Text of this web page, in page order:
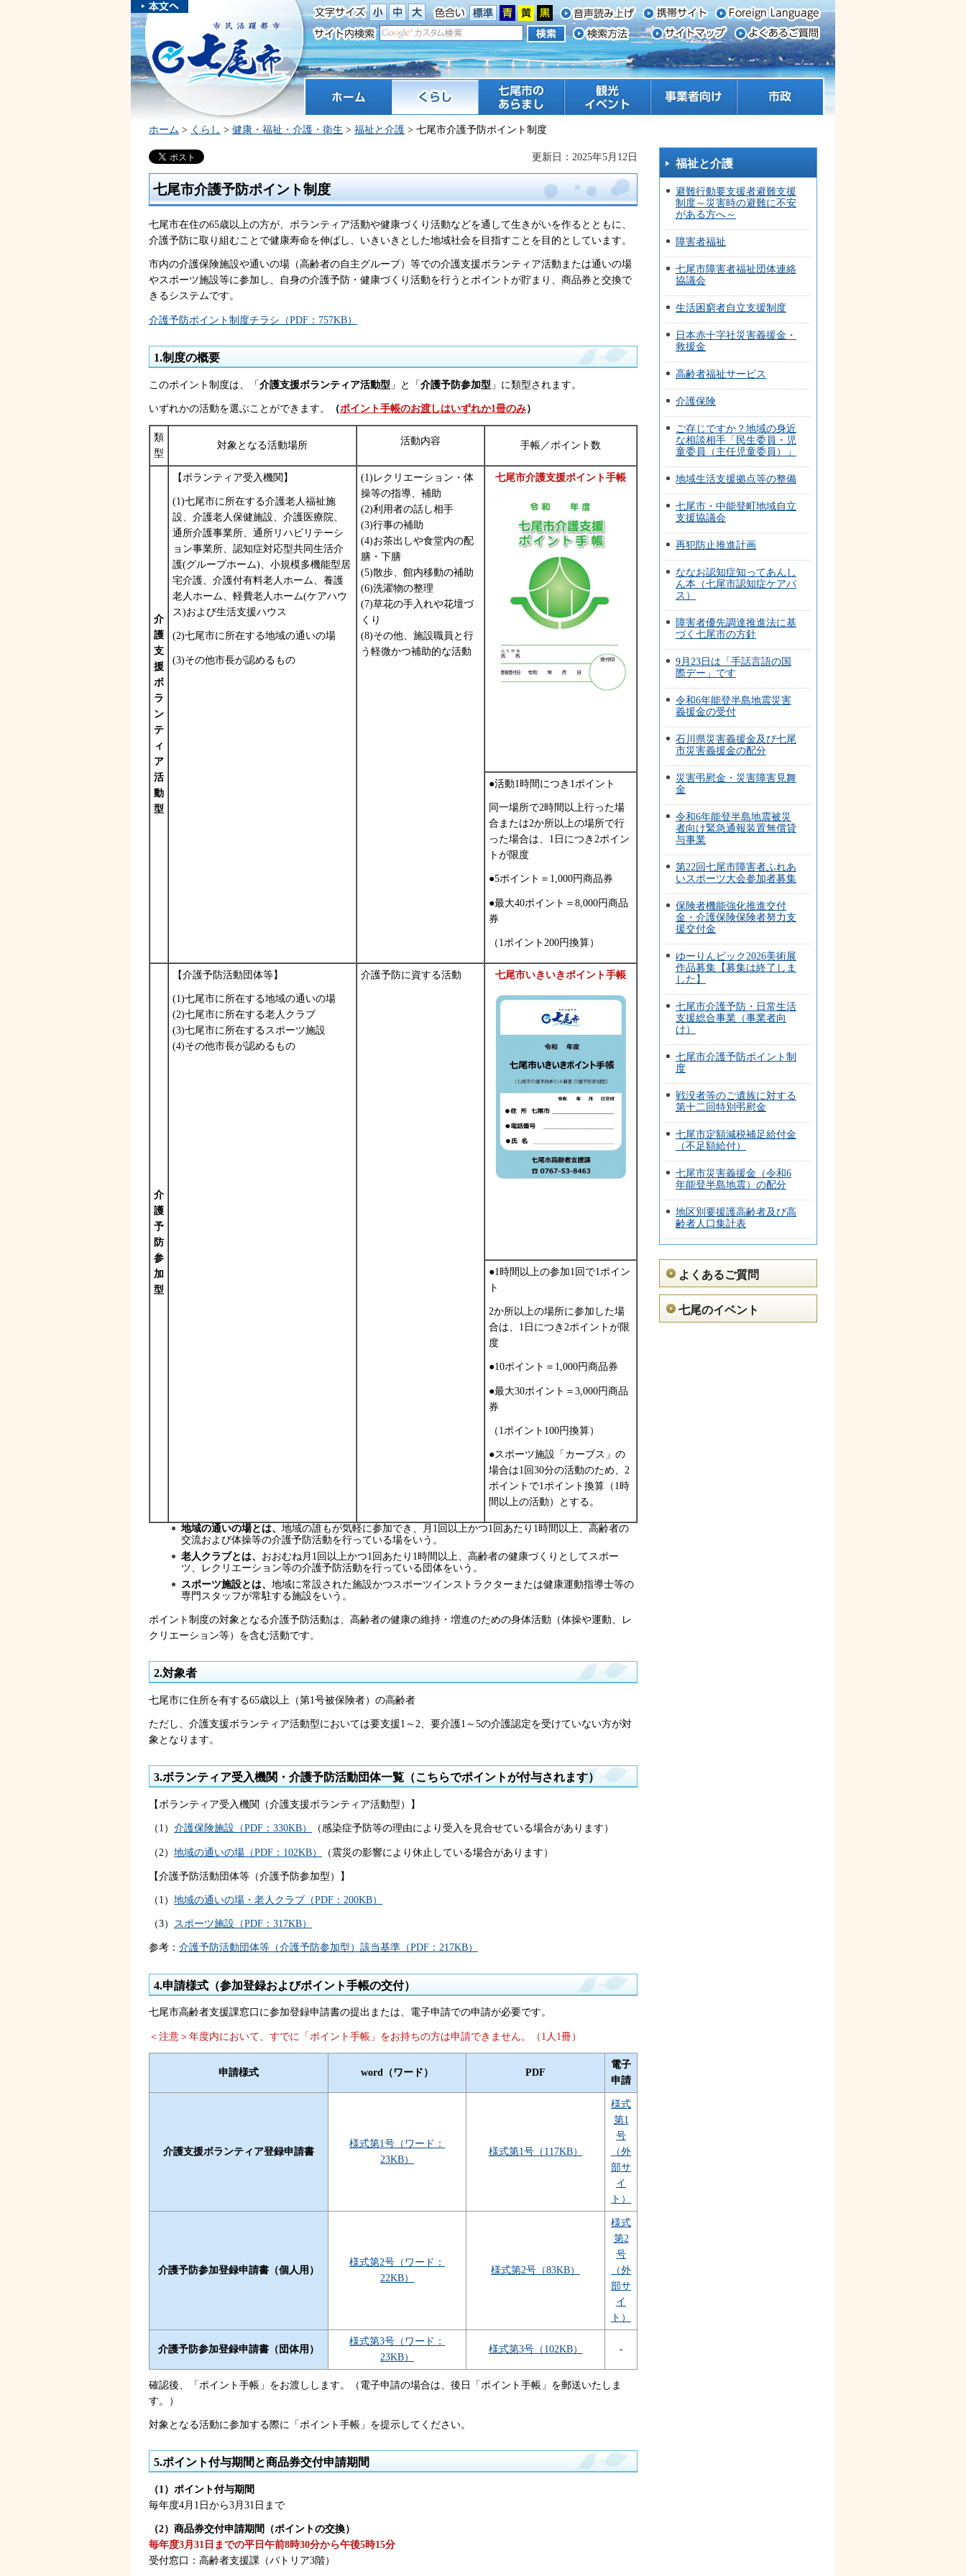
本文へスキ
ップしま
す。
市民活躍都市 七尾市
くらし 七尾市のあらまし 観光 イベント
ホーム > くらし > 健康・福祉・介護・衛生 > 福祉と介護 > 七尾市介護予防ポイント制度
更新日：2025年5月12日
七尾市介護予防ポイント制度
七尾市在住の65歳以上の方が、ボランティア活動や健康づくり活動などを通して生きがいを作るとともに、
介護予防に取り組むことで健康寿命を伸ばし、いきいきとした地域社会を目指すことを目的としています。
市内の介護保険施設や通いの場（高齢者の自主グループ）等での介護支援ボランティア活動または通いの場
やスポーツ施設等に参加し、自身の介護予防・健康づくり活動を行うとポイントが貯まり、商品券と交換で
きるシステムです。
介護予防ポイント制度チラシ（PDF：757KB）
1.制度の概要
このポイント制度は、「介護支援ボランティア活動型 」と「介護予防参加型 」に類型されます。
いずれかの活動を選ぶことができます。 （ポイント手帳のお渡しはいずれか1冊のみ）
類
型
対象となる活動場所 活動内容 手帳／ポイント数
介
護
支
援
ボ
ラ
ン
テ
ィ
ア
活
動
型
【ボランティア受入機関】
(1)七尾市に所在する介護老人福祉施
設、介護老人保健施設、介護医療院、
通所介護事業所、通所リハビリテーシ
ョン事業所、認知症対応型共同生活介
護(グループホーム)、小規模多機能型居
宅介護、介護付有料老人ホーム、養護
老人ホーム、軽費老人ホーム(ケアハウ
ス)および生活支援ハウス
(2)七尾市に所在する地域の通いの場
(3)その他市長が認めるもの
(1)レクリエーション・体
操等の指導、補助
(2)利用者の話し相手
(3)行事の補助
(4)お茶出しや食堂内の配
膳・下膳
(5)散歩、館内移動の補助
(6)洗濯物の整理
(7)草花の手入れや花壇づ
くり
(8)その他、施設職員と行
う軽微かつ補助的な活動
七尾市介護支援ポイント手帳
●活動1時間につき1ポイント
同一場所で2時間以上行った場
合または2か所以上の場所で行
った場合は、1日につき2ポイン
トが限度
●5ポイント＝1,000円商品券
●最大40ポイント＝8,000円商品
券
（1ポイント200円換算）
介
護
予
防
参
加
型
【介護予防活動団体等】
(1)七尾市に所在する地域の通いの場
(2)七尾市に所在する老人クラブ
(3)七尾市に所在するスポーツ施設
(4)その他市長が認めるもの
介護予防に資する活動 七尾市いきいきポイント手帳
●1時間以上の参加1回で1ポイン
ト
2か所以上の場所に参加した場
合は、1日につき2ポイントが限
度
●10ポイント＝1,000円商品券
●最大30ポイント＝3,000円商品
券
（1ポイント100円換算）
●スポーツ施設「カーブス」の
場合は1回30分の活動のため、2
ポイントで1ポイント換算（1時
間以上の活動）とする。
地域の通いの場とは、 地域の誰もが気軽に参加でき、月1回以上かつ1回あたり1時間以上、高齢者の
交流および体操等の介護予防活動を行っている場をいう。
老人クラブとは、 おおむね月1回以上かつ1回あたり1時間以上、高齢者の健康づくりとしてスポー
ツ、レクリエーション等の介護予防活動を行っている団体をいう。
スポーツ施設とは、 地域に常設された施設かつスポーツインストラクターまたは健康運動指導士等の
専門スタッフが常駐する施設をいう。
ポイント制度の対象となる介護予防活動は、高齢者の健康の維持・増進のための身体活動（体操や運動、レ
クリエーション等）を含む活動です。
2.対象者
七尾市に住所を有する65歳以上（第1号被保険者）の高齢者
ただし、介護支援ボランティア活動型においては要支援1～2、要介護1～5の介護認定を受けていない方が対
象となります。
3.ボランティア受入機関・介護予防活動団体一覧（こちらでポイントが付与されます）
【ボランティア受入機関（介護支援ボランティア活動型）】
（1） 介護保険施設（PDF：330KB） （感染症予防等の理由により受入を見合せている場合があります）
（2） 地域の通いの場（PDF：102KB） （震災の影響により休止している場合があります）
【介護予防活動団体等（介護予防参加型）】
（1） 地域の通いの場・老人クラブ（PDF：200KB）
（3） スポーツ施設（PDF：317KB）
参考： 介護予防活動団体等（介護予防参加型）該当基準（PDF：217KB）
4.申請様式（参加登録およびポイント手帳の交付）
七尾市高齢者支援課窓口に参加登録申請書の提出または、電子申請での申請が必要です。
＜注意＞年度内において、すでに「ポイント手帳」をお持ちの方は申請できません。（1人1冊）
申請様式 word（ワード） PDF
電子
申請
介護支援ボランティア登録申請書
様式第1号（ワード：
23KB）
様式第1号（117KB）
様式
第1
号
（外
部サ
イ
ト）
介護予防参加登録申請書（個人用）
様式第2号（ワード：
22KB）
様式第2号（83KB）
様式
第2
号
（外
部サ
イ
ト）
介護予防参加登録申請書（団体用）
様式第3号（ワード：
23KB）
様式第3号（102KB） -
確認後、「ポイント手帳」をお渡しします。（電子申請の場合は、後日「ポイント手帳」を郵送いたしま
す。）
対象となる活動に参加する際に「ポイント手帳」を提示してください。
5.ポイント付与期間と商品券交付申請期間
（1）ポイント付与期間
毎年度4月1日から3月31日まで
（2）商品券交付申請期間（ポイントの交換）
毎年度3月31日までの平日午前8時30分から午後5時15分
受付窓口：高齢者支援課（パトリア3階）
福祉と介護
避難行動要支援者避難支援
制度～災害時の避難に不安
がある方へ～
障害者福祉
七尾市障害者福祉団体連絡
協議会
生活困窮者自立支援制度
日本赤十字社災害義援金・
救援金
高齢者福祉サービス
介護保険
ご存じですか？地域の身近
な相談相手「民生委員・児
童委員（主任児童委員）」
地域生活支援拠点等の整備
七尾市・中能登町地域自立
支援協議会
再犯防止推進計画
ななお認知症知ってあんし
ん本（七尾市認知症ケアパ
ス）
障害者優先調達推進法に基
づく七尾市の方針
9月23日は「手話言語の国
際デー」です
令和6年能登半島地震災害
義援金の受付
石川県災害義援金及び七尾
市災害義援金の配分
災害弔慰金・災害障害見舞
金
令和6年能登半島地震被災
者向け緊急通報装置無償貸
与事業
第22回七尾市障害者ふれあ
いスポーツ大会参加者募集
保険者機能強化推進交付
金・介護保険保険者努力支
援交付金
ゆーりんピック2026美術展
作品募集【募集は終了しま
した】
七尾市介護予防・日常生活
支援総合事業（事業者向
け）
七尾市介護予防ポイント制
度
戦没者等のご遺族に対する
第十二回特別弔慰金
七尾市定額減税補足給付金
（不足額給付）
七尾市災害義援金（令和6
年能登半島地震）の配分
地区別要援護高齢者及び高
齢者人口集計表
よくあるご質問
七尾のイベント